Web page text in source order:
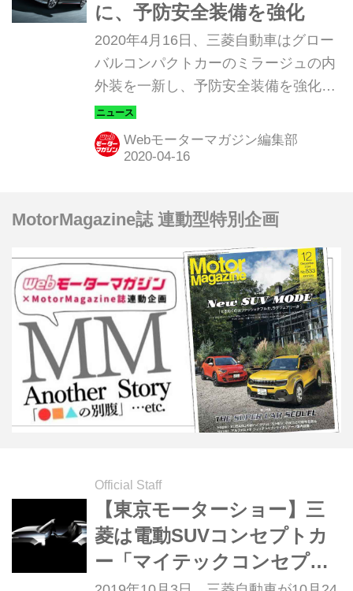
に、予防安全装備を強化
2020年4月16日、三菱自動車はグロー
バルコンパクトカーのミラージュの内
外装を一新し、予防安全装備を強化す
るなど、大幅な改良を行ったと発表し
た。車両価格は143万2200円から156
万9700円。
Webモーターマガジン編集部
MotorMagazine誌 連動型特別企画
Official Staff
【東京モーターショー】三
菱は電動SUVコンセプトカ
ー「マイテックコンセプ